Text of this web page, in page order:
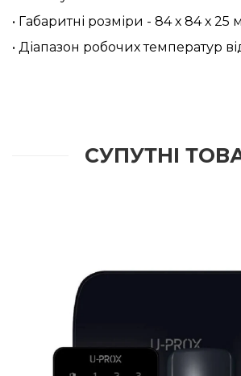
• Габаритні розміри - 84 х 84 х 25
• Діапазон робочих температур
СУПУТНІ